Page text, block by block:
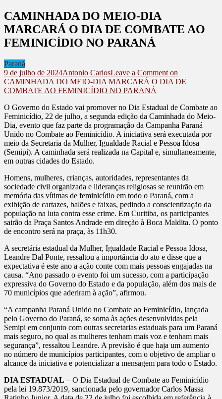
CAMINHADA DO MEIO-DIA
MARCARÁ O DIA DE COMBATE AO
FEMINICÍDIO NO PARANÁ
Paraná
9 de julho de 2024Antonio CarlosLeave a Comment on
CAMINHADA DO MEIO-DIA MARCARÁ O DIA DE
COMBATE AO FEMINICÍDIO NO PARANÁ
O Governo do Estado vai promover no Dia Estadual de Combate ao
Feminicídio, 22 de julho, a segunda edição da Caminhada do Meio-
Dia, evento que faz parte da programação da Campanha Paraná
Unido no Combate ao Feminicídio. A iniciativa será executada por
meio da Secretaria da Mulher, Igualdade Racial e Pessoa Idosa
(Semipi). A caminhada será realizada na Capital e, simultaneamente,
em outras cidades do Estado.
Homens, mulheres, crianças, autoridades, representantes da
sociedade civil organizada e lideranças religiosas se reunirão em
memória das vítimas de feminicídio em todo o Paraná, com a
exibição de cartazes, balões e faixas, pedindo a conscientização da
população na luta contra esse crime. Em Curitiba, os participantes
sairão da Praça Santos Andrade em direção à Boca Maldita. O ponto
de encontro será na praça, às 11h30.
A secretária estadual da Mulher, Igualdade Racial e Pessoa Idosa,
Leandre Dal Ponte, ressaltou a importância do ato e disse que a
expectativa é este ano a ação conte com mais pessoas engajadas na
causa. “Ano passado o evento foi um sucesso, com a participação
expressiva do Governo do Estado e da população, além dos mais de
70 municípios que aderiram à ação”, afirmou.
“A campanha Paraná Unido no Combate ao Feminicídio, lançada
pelo Governo do Paraná, se soma às ações desenvolvidas pela
Semipi em conjunto com outras secretarias estaduais para um Paraná
mais seguro, no qual as mulheres tenham mais voz e tenham mais
segurança”, ressaltou Leandre. A previsão é que haja um aumento
no número de municípios participantes, com o objetivo de ampliar o
alcance da iniciativa e potencializar a mensagem para todo o Estado.
DIA ESTADUAL – O Dia Estadual de Combate ao Feminicídio
pela lei 19.873/2019, sancionada pelo governador Carlos Massa